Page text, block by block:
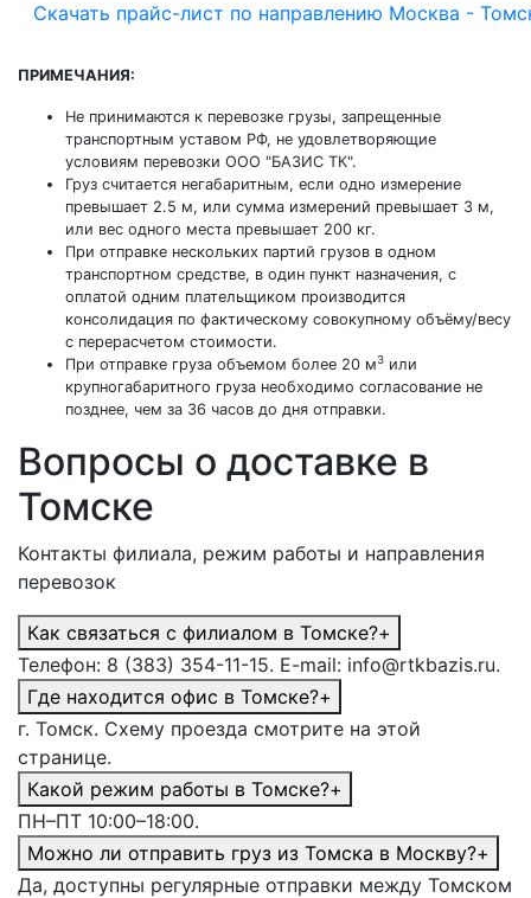
Скачать прайс-лист по направлению Москва -
ПРИМЕЧАНИЯ:
Не принимаются к перевозке грузы, запрещенные
транспортным уставом РФ, не удовлетворяющие
условиям перевозки ООО "БАЗИС ТК".
Груз считается негабаритным, если одно измерение
превышает 2.5 м, или сумма измерений превышает 3 м,
или вес одного места превышает 200 кг.
При отправке нескольких партий грузов в одном
транспортном средстве, в один пункт назначения, с
оплатой одним плательщиком производится
консолидация по фактическому совокупному объёму/весу
с перерасчетом стоимости.
При отправке груза объемом более 20 м3 или
крупногабаритного груза необходимо согласование не
позднее, чем за 36 часов до дня отправки.
Вопросы о доставке в
Томске
Контакты филиала, режим работы и направления
перевозок
Как связаться с филиалом в Томске?+
Телефон: 8 (383) 354-11-15. E-mail: info@rtkbazis.ru.
Где находится офис в Томске?+
г. Томск. Схему проезда смотрите на этой
странице.
Какой режим работы в Томске?+
ПН–ПТ 10:00–18:00.
Можно ли отправить груз из Томска в Москву?+
Да, доступны регулярные отправки между Томском